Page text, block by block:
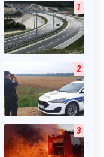
1
2
3